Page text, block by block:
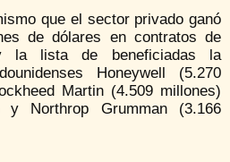
que el sector privado ganó
de dólares en contratos de
la lista de beneficiadas la
Honeywell (5.270
Martin (4.509 millones)
y Northrop Grumman (3.166